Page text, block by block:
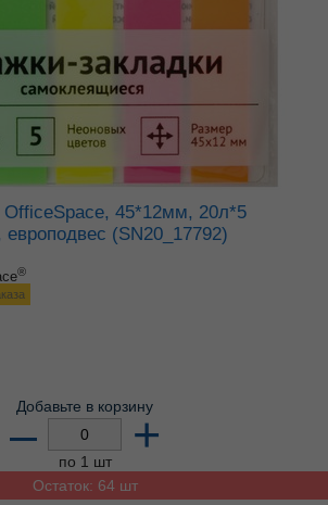
(SN20_17792)
®
Добавьте в корзину
– +
по 1 шт
Остаток: 64 шт